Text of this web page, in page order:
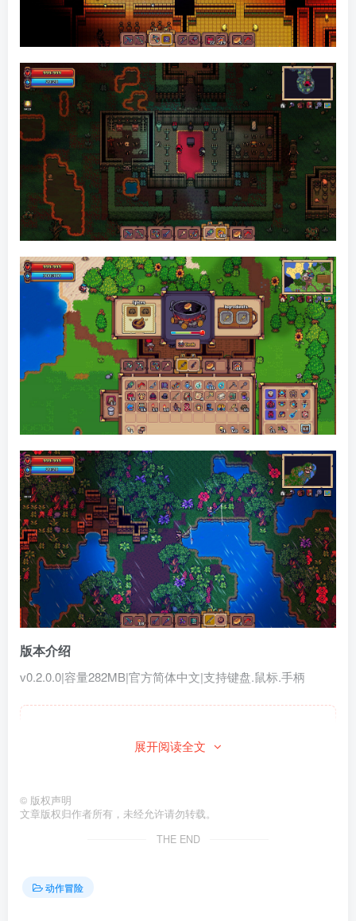
版本介绍
v0.2.0.0|容量282MB|官方简体中文|支持键盘.鼠标.手柄
展开阅读全文
© 版权声明
文章版权归作者所有，未经允许请勿转载。
THE END
动作冒险